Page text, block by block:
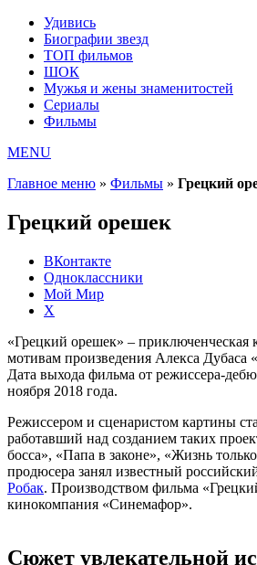
Удивись
Биографии звезд
ТОП фильмов
ШОК
Мужья и жены знаменитостей
Сериалы
Фильмы
MENU
Главное меню » Фильмы » Грецкий
Грецкий орешек
ВКонтакте
Одноклассники
Мой Мир
X
«Грецкий орешек» – приключенческая
мотивам произведения Алекса Дубаса
Дата выхода фильма от режиссера-
ноября 2018 года.
Режиссером и сценаристом картины
работавший над созданием таких
босса», «Папа в законе», «Жизнь
продюсера занял известный
Робак. Производством фильма
кинокомпания «Синемафор».
Сюжет увлекательной